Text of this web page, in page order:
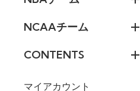
NCAAチーム
CONTENTS
マイアカウント